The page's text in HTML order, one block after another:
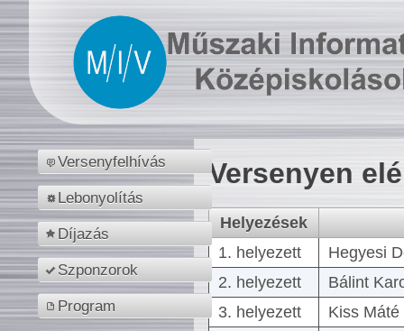
Versenyfelhívás
Lebonyolítás
Díjazás
Szponzorok
Program
Versenyen
Helyezések
1. helyezett
Hegyesi
2. helyezett
Bálint
3. helyezett
Kiss